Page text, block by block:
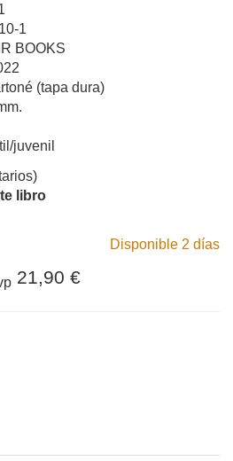
1
BOOKS
(tapa dura)
juvenil
libro
Disponible 2 días
21,90 €